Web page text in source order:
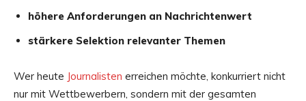
höhere Anforderungen an Nachrichtenwert
stärkere Selektion relevanter Themen
Wer heute Journalisten erreichen möchte, konkurriert nicht
nur mit Wettbewerbern, sondern mit der gesamten